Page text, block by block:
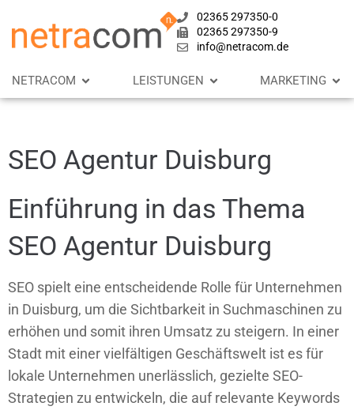
02365 297350-0
02365 297350-9
info@netracom.de
NETRACOM LEISTUNGEN MARKETING
SEO Agentur Duisburg
Einführung in das Thema
SEO Agentur Duisburg
SEO spielt eine entscheidende Rolle für Unternehmen
in Duisburg, um die Sichtbarkeit in Suchmaschinen zu
erhöhen und somit ihren Umsatz zu steigern. In einer
Stadt mit einer vielfältigen Geschäftswelt ist es für
lokale Unternehmen unerlässlich, gezielte SEO-
Strategien zu entwickeln, die auf relevante Keywords